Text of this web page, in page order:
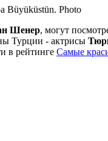
Шенер, могут
Турции - актрисы
в рейтинге Самые